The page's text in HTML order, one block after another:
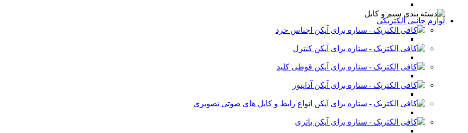
لوازم جانبی الکتریکی
اجناس خرد
کنترل
قوطی کلید
آداپتور
انواع رابط و کابل های صوتی تصویری
باتری